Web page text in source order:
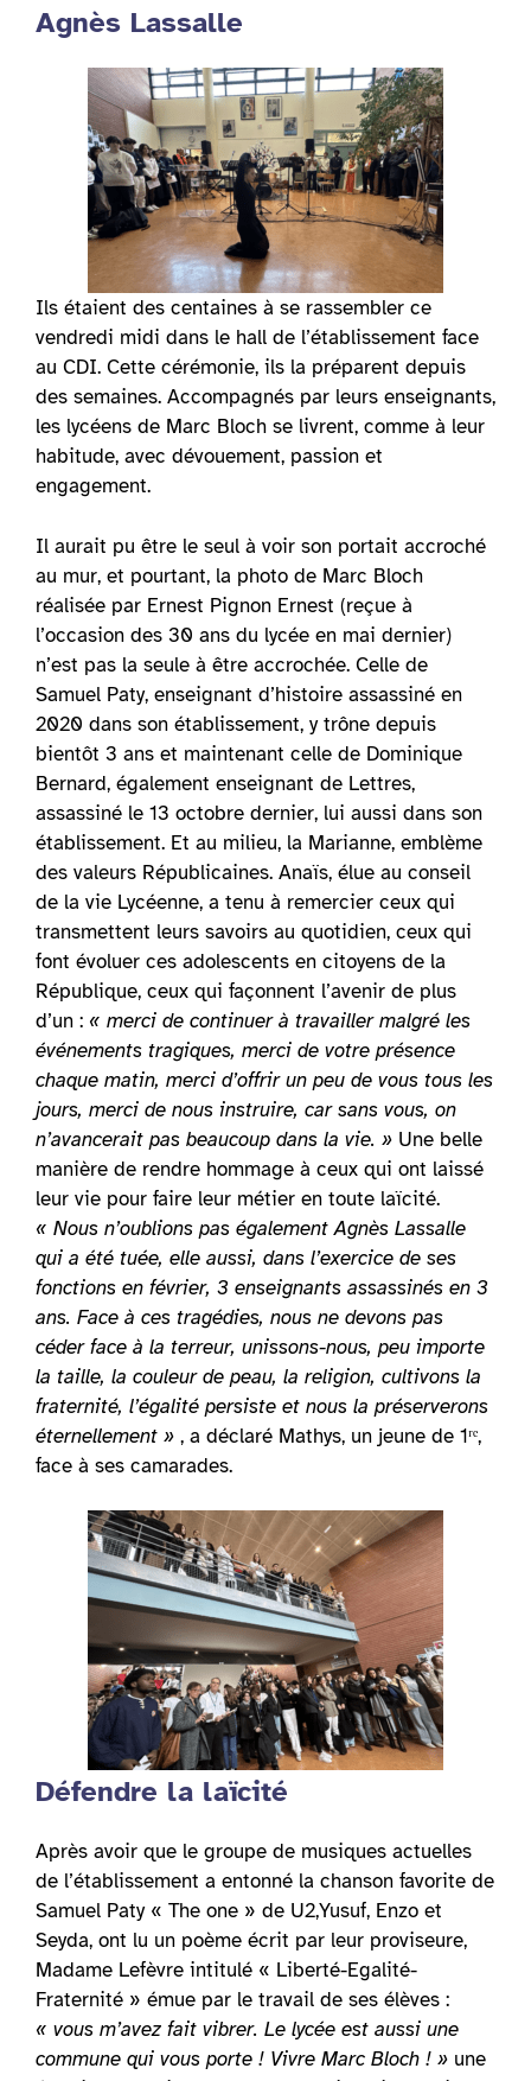
Agnès Lassalle
Ils étaient des centaines à se rassembler ce
vendredi midi dans le hall de l’établissement face
au CDI. Cette cérémonie, ils la préparent depuis
des semaines. Accompagnés par leurs enseignants,
les lycéens de Marc Bloch se livrent, comme à leur
habitude, avec dévouement, passion et
engagement.
Il aurait pu être le seul à voir son portait accroché
au mur, et pourtant, la photo de Marc Bloch
réalisée par Ernest Pignon Ernest (reçue à
l’occasion des 30 ans du lycée en mai dernier)
n’est pas la seule à être accrochée. Celle de
Samuel Paty, enseignant d’histoire assassiné en
2020 dans son établissement, y trône depuis
bientôt 3 ans et maintenant celle de Dominique
Bernard, également enseignant de Lettres,
assassiné le 13 octobre dernier, lui aussi dans son
établissement. Et au milieu, la Marianne, emblème
des valeurs Républicaines. Anaïs, élue au conseil
de la vie Lycéenne, a tenu à remercier ceux qui
transmettent leurs savoirs au quotidien, ceux qui
font évoluer ces adolescents en citoyens de la
République, ceux qui façonnent l’avenir de plus
d’un : « merci de continuer à travailler malgré les
événements tragiques, merci de votre présence
chaque matin, merci d’offrir un peu de vous tous les
jours, merci de nous instruire, car sans vous, on
n’avancerait pas beaucoup dans la vie. » Une belle
manière de rendre hommage à ceux qui ont laissé
leur vie pour faire leur métier en toute laïcité.
« Nous n’oublions pas également Agnès Lassalle
qui a été tuée, elle aussi, dans l’exercice de ses
fonctions en février, 3 enseignants assassinés en 3
ans. Face à ces tragédies, nous ne devons pas
céder face à la terreur, unissons-nous, peu importe
la taille, la couleur de peau, la religion, cultivons la
fraternité, l’égalité persiste et nous la préserverons
éternellement » , a déclaré Mathys, un jeune de 1ʳᵉ,
face à ses camarades.
Défendre la laïcité
Après avoir que le groupe de musiques actuelles
de l’établissement a entonné la chanson favorite de
Samuel Paty « The one » de U2,Yusuf, Enzo et
Seyda, ont lu un poème écrit par leur proviseure,
Madame Lefèvre intitulé « Liberté-Egalité-
Fraternité » émue par le travail de ses élèves :
« vous m’avez fait vibrer. Le lycée est aussi une
commune qui vous porte ! Vivre Marc Bloch ! » une